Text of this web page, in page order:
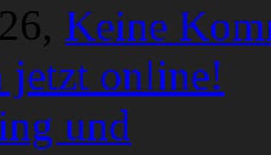
Keine
jetzt online!